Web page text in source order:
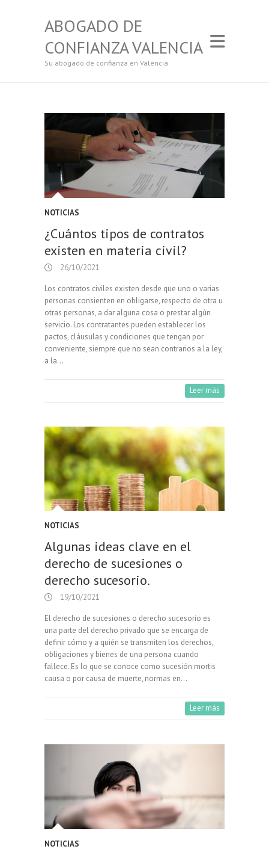
ABOGADO DE
CONFIANZA VALENCIA
Su abogado de confianza en Valencia
NOTICIAS
¿Cuántos tipos de contratos
existen en materia civil?
26/10/2021
Los contratos civiles existen desde que uno o varias
personas consienten en obligarse, respecto de otra u
otras personas, a dar alguna cosa o prestar algún
servicio. Los contratantes pueden establecer los
pactos, cláusulas y condiciones que tengan por
conveniente, siempre que no sean contrarios a la ley,
a la…
Leer más
NOTICIAS
Algunas ideas clave en el
derecho de sucesiones o
derecho sucesorio.
19/10/2021
El derecho de sucesiones o derecho sucesorio es
una parte del derecho privado que se encarga de
definir cómo y a quién se transmiten los derechos,
obligaciones y bienes de una persona cuando
fallece. Es lo que se conoce como sucesión mortis
causa o por causa de muerte, normas en…
Leer más
NOTICIAS